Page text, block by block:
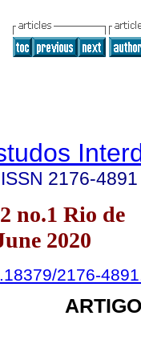
ISSN 2176-4891
no.1 Rio de
2020
2176-